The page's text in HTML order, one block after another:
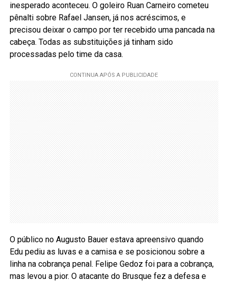
inesperado aconteceu. O goleiro Ruan Carneiro cometeu
pênalti sobre Rafael Jansen, já nos acréscimos, e
precisou deixar o campo por ter recebido uma pancada na
cabeça. Todas as substituições já tinham sido
processadas pelo time da casa.
O público no Augusto Bauer estava apreensivo quando
Edu pediu as luvas e a camisa e se posicionou sobre a
linha na cobrança penal. Felipe Gedoz foi para a cobrança,
mas levou a pior. O atacante do Brusque fez a defesa e